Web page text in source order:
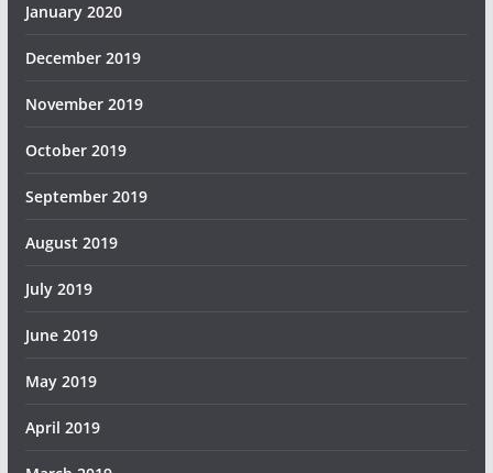
January 2020
December 2019
November 2019
October 2019
September 2019
August 2019
July 2019
June 2019
May 2019
April 2019